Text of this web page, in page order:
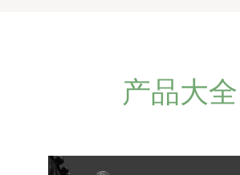
产品大全